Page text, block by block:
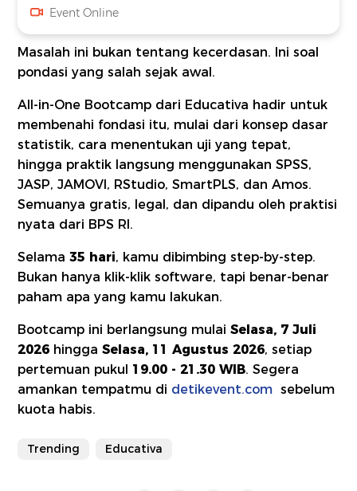
Event Online
Masalah ini bukan tentang kecerdasan. Ini soal
pondasi yang salah sejak awal.
All-in-One Bootcamp dari Educativa hadir untuk
membenahi fondasi itu, mulai dari konsep dasar
statistik, cara menentukan uji yang tepat,
hingga praktik langsung menggunakan SPSS,
JASP, JAMOVI, RStudio, SmartPLS, dan Amos.
Semuanya gratis, legal, dan dipandu oleh praktisi
nyata dari BPS RI.
Selama35 hari, kamu dibimbing step-by-step.
Bukan hanya klik-klik software, tapi benar-benar
paham apa yang kamu lakukan.
Bootcamp ini berlangsung mulaiSelasa, 7 Juli
2026 hinggaSelasa, 11 Agustus 2026, setiap
pertemuan pukul 19.00 - 21.30 WIB. Segera
amankan tempatmu di detikevent.com sebelum
kuota habis.
Trending Educativa